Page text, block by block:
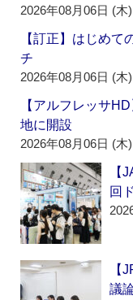
2026年08月06日 (木)
【訂正】はじめ
チ
2026年08月06日 (木)
【アルフレッサ
地に開設
2026年08月06日 (木)
【
回
【
議